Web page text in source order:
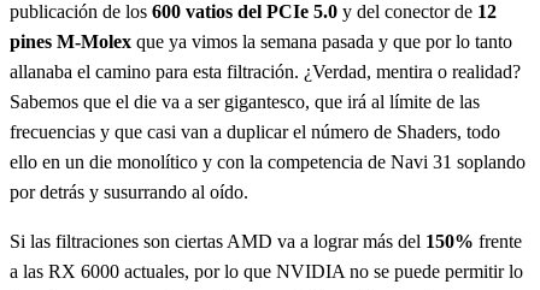
publicación de los 600 vatios del PCIe 5.0 y del conector de 12
pines M-Molex que ya vimos la semana pasada y que por lo tanto
allanaba el camino para esta filtración. ¿Verdad, mentira o realidad?
Sabemos que el die va a ser gigantesco, que irá al límite de las
frecuencias y que casi van a duplicar el número de Shaders, todo
ello en un die monolítico y con la competencia de Navi 31 soplando
por detrás y susurrando al oído.
Si las filtraciones son ciertas AMD va a lograr más del 150% frente
a las RX 6000 actuales, por lo que NVIDIA no se puede permitir lo